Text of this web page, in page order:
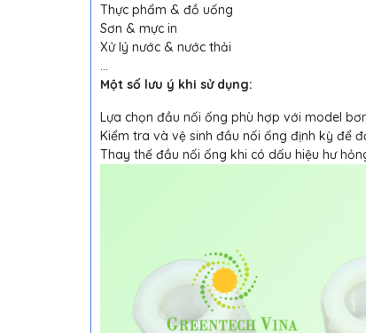
Thực phẩm & đồ uống
Sơn & mực in
Xử lý nước & nước thải
Một số lưu ý khi sử dụng:
Lựa chọn đầu nối ống phù hợp với model
Kiểm tra và vệ sinh đầu nối ống định kỳ để
Thay thế đầu nối ống khi có dấu hiệu hư